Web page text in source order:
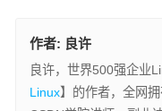
作者: 良许
良许，世界500强企业
Linux】的作者，全网